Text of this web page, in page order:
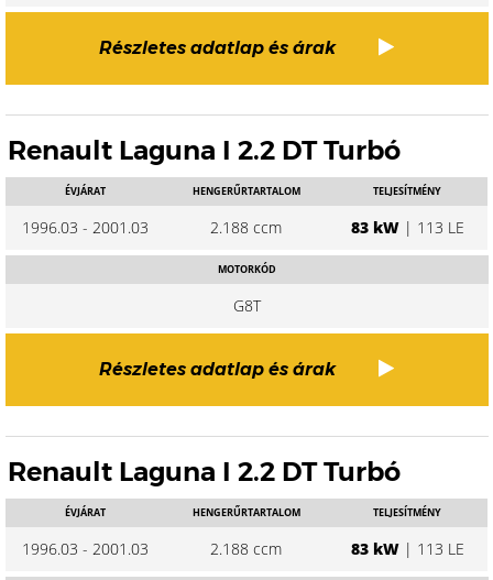
Részletes adatlap és árak
Renault Laguna I 2.2 DT Turbó
ÉVJÁRAT
1996.03 - 2001.03
HENGERŰRTARTALOM
2.188 ccm
TELJESÍTMÉNY
83 kW| 113 LE
MOTORKÓD
G8T
Részletes adatlap és árak
Renault Laguna I 2.2 DT Turbó
ÉVJÁRAT
1996.03 - 2001.03
HENGERŰRTARTALOM
2.188 ccm
TELJESÍTMÉNY
83 kW| 113 LE